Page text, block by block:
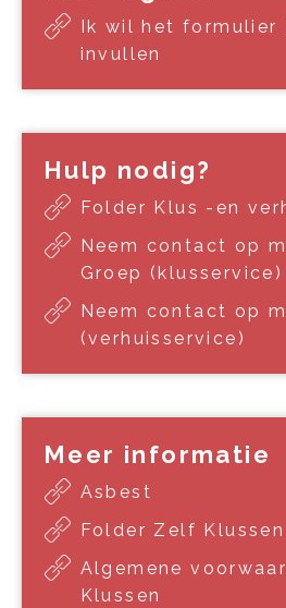
Ik wil het formulier
invullen
Hulp nodig?
Folder Klus -en
Neem contact op
Groep (klusservice)
Neem contact op
(verhuisservice)
Meer informatie
Asbest
Folder Zelf Klussen
Algemene
Klussen